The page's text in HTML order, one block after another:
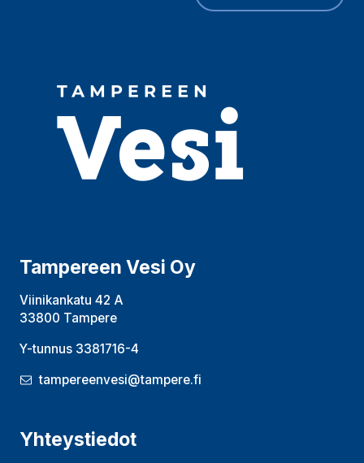
Tampereen Vesi Oy
Viinikankatu 42 A
33800 Tampere
Y-tunnus 3381716-4
tampereenvesi@tampere.fi
Yhteystiedot